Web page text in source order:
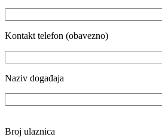
Kontakt telefon (obavezno)
Naziv događaja
Broj ulaznica